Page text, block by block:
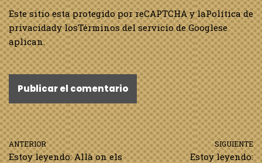
Este sitio esta protegido por reCAPTCHA y laPolítica de
privacidady losTérminos del servicio de Googlese
aplican.
ANTERIOR
Estoy leyendo: Allà on els
SIGUIENTE
Estoy leyendo: